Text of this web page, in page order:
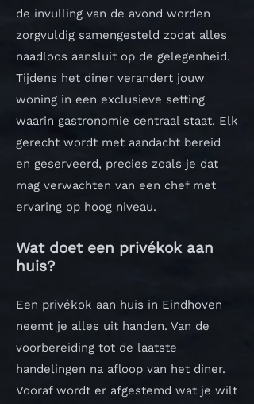
de invulling van de avond worden
zorgvuldig samengesteld zodat alles
naadloos aansluit op de gelegenheid.
Tijdens het diner verandert jouw
woning in een exclusieve setting
waarin gastronomie centraal staat. Elk
gerecht wordt met aandacht bereid
en geserveerd, precies zoals je dat
mag verwachten van een chef met
ervaring op hoog niveau.
Wat doet een privékok aan
huis?
Een privékok aan huis in Eindhoven
neemt je alles uit handen. Van de
voorbereiding tot de laatste
handelingen na afloop van het diner.
Vooraf wordt er afgestemd wat je wilt